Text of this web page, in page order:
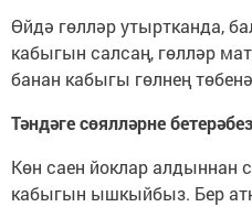
Өйдә гөлләр утыртканда,
кабыгын салсаң, гөлләр
банан кабыгы гөлнең
Тәндәге сөялләрне бетерәбез
Көн саен йоклар алдыннан
кабыгын ышкыйбыз. Бер